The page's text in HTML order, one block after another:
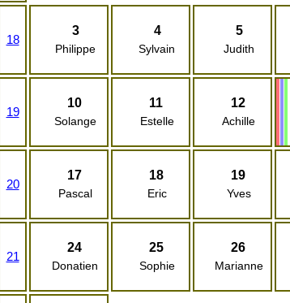
18
3
Philippe
4
Sylvain
5
Judith
19
10
Solange
11
Estelle
12
Achille
20
17
Pascal
18
Eric
19
Yves
21
24
Donatien
25
Sophie
26
Marianne